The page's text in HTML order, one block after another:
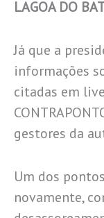
LAGOA DO
Já que a
informações
citadas em
gestores da
Um dos
novamente,